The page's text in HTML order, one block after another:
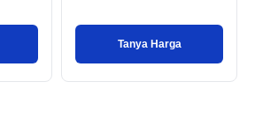
Tanya Harga